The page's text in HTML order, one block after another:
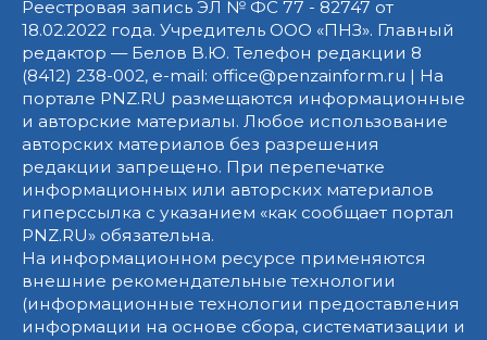
Реестровая запись ЭЛ № ФС 77 - 82747 от
18.02.2022 года. Учредитель ООО «ПНЗ». Главный
редактор — Белов В.Ю. Телефон редакции 8
(8412) 238-002, e-mail: office@penzainform.ru | На
портале PNZ.RU размещаются информационные
и авторские материалы. Любое использование
авторских материалов без разрешения
редакции запрещено. При перепечатке
информационных или авторских материалов
гиперссылка с указанием «как сообщает портал
PNZ.RU» обязательна.
На информационном ресурсе применяются
внешние рекомендательные технологии
(информационные технологии предоставления
информации на основе сбора, систематизации и